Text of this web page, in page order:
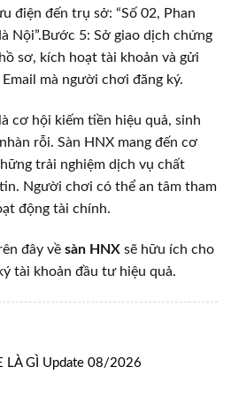
điện đến trụ sở: “Số 02, Phan
Nội”.Bước 5: Sở giao dịch chứng
sơ, kích hoạt tài khoản và gửi
mà người chơi đăng ký.
cơ hội kiếm tiền hiệu quả, sinh
rỗi. Sàn HNX mang đến cơ
trải nghiệm dịch vụ chất
Người chơi có thể an tâm tham
động tài chính.
đây về sàn HNX sẽ hữu ích cho
tài khoản đầu tư hiệu quả.
LÀ GÌ Update 08/2026